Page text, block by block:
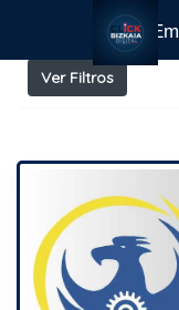
Guía
Resultados para
Ver Filtros